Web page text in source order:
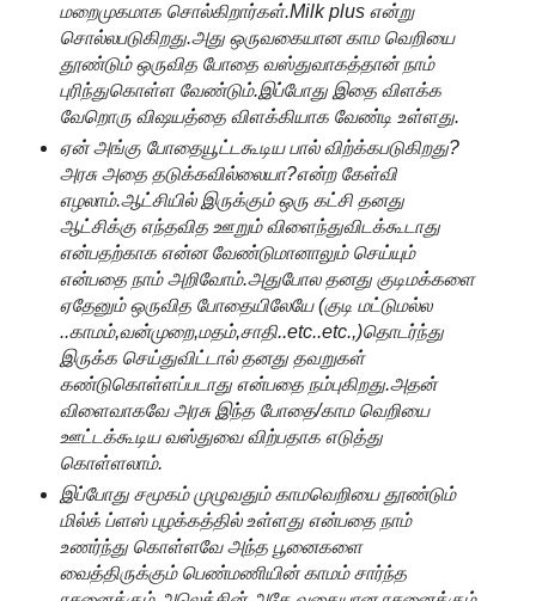
மறைமுகமாக சொல்கிறார்கள்.Milk plus என்று
சொல்லபடுகிறது.அது ஒருவகையான காம வெறியை
தூண்டும் ஒருவித போதை வஸ்துவாகத்தான் நாம்
புரிந்துகொள்ள வேண்டும்.இப்போது இதை விளக்க
வேறொரு விஷயத்தை விளக்கியாக வேண்டி உள்ளது.
ஏன் அங்கு போதையூட்டகூடிய பால் விற்க்கபடுகிறது?
அரசு அதை தடுக்கவில்லையா?என்ற கேள்வி
எழலாம்.ஆட்சியில் இருக்கும் ஒரு கட்சி தனது
ஆட்சிக்கு எந்தவித ஊறும் விளைந்துவிடக்கூடாது
என்பதற்காக என்ன வேண்டுமானாலும் செய்யும்
என்பதை நாம் அறிவோம்.அதுபோல தனது குடிமக்களை
ஏதேனும் ஒருவித போதையிலேயே (குடி மட்டுமல்ல
..காமம்,வன்முறை,மதம்,சாதி..etc..etc.,)தொடர்ந்து
இருக்க செய்துவிட்டால் தனது தவறுகள்
கண்டுகொள்ளப்படாது என்பதை நம்புகிறது.அதன்
விளைவாகவே அரசு இந்த போதை/காம வெறியை
ஊட்டக்கூடிய வஸ்துவை விற்பதாக எடுத்து
கொள்ளலாம்.
இப்போது சமூகம் முழுவதும் காமவெறியை தூண்டும்
மில்க் ப்ளஸ் புழக்கத்தில் உள்ளது என்பதை நாம்
உணர்ந்து கொள்ளவே அந்த பூனைகளை
வைத்திருக்கும் பெண்மணியின் காமம் சார்ந்த